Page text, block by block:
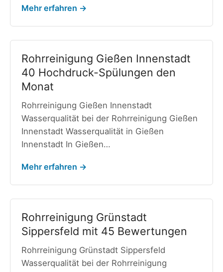
Mehr erfahren →
Rohrreinigung Gießen Innenstadt
40 Hochdruck-Spülungen den
Monat
Rohrreinigung Gießen Innenstadt
Wasserqualität bei der Rohrreinigung Gießen
Innenstadt Wasserqualität in Gießen
Innenstadt In Gießen…
Mehr erfahren →
Rohrreinigung Grünstadt
Sippersfeld mit 45 Bewertungen
Rohrreinigung Grünstadt Sippersfeld
Wasserqualität bei der Rohrreinigung